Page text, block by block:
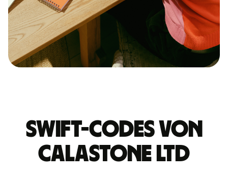
Swift-Codes von
CALASTONE LTD